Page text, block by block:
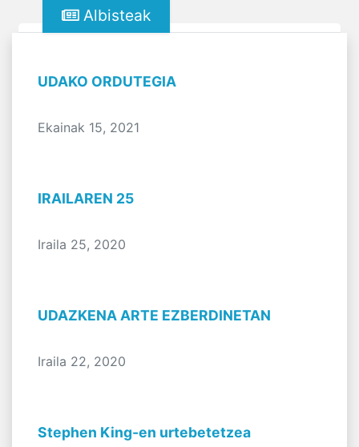
Albisteak
UDAKO ORDUTEGIA
Ekainak 15, 2021
IRAILAREN 25
Iraila 25, 2020
UDAZKENA ARTE EZBERDINETAN
Iraila 22, 2020
Stephen King-en urtebetetzea